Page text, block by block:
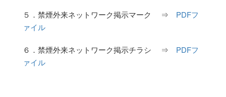
５．禁煙外来ネットワーク掲示マーク ⇒ PDFフ
ァイル
６．禁煙外来ネットワーク掲示チラシ ⇒ PDFフ
ァイル